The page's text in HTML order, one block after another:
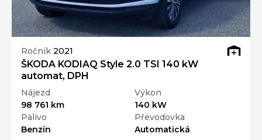
Ročník 2021
ŠKODA KODIAQ Style 2.0 TSI 140 kW
automat, DPH
Nájezd
98 761 km
Výkon
140 kW
Palivo
Benzín
Převodovka
Automatická